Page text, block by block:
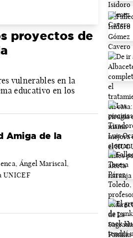
proyectos de
vulnerables en la
educativo en los
Amiga de la
Ángel Mariscal,
UNICEF